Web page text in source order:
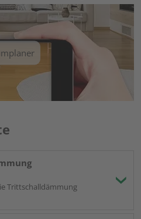
Trittschalldämmung